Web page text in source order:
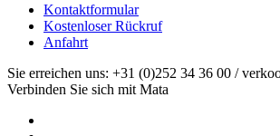
Kontaktformular
Kostenloser Rückruf
Anfahrt
Sie erreichen uns: +31 (0)252 34 36 00 /
Verbinden Sie sich mit Mata